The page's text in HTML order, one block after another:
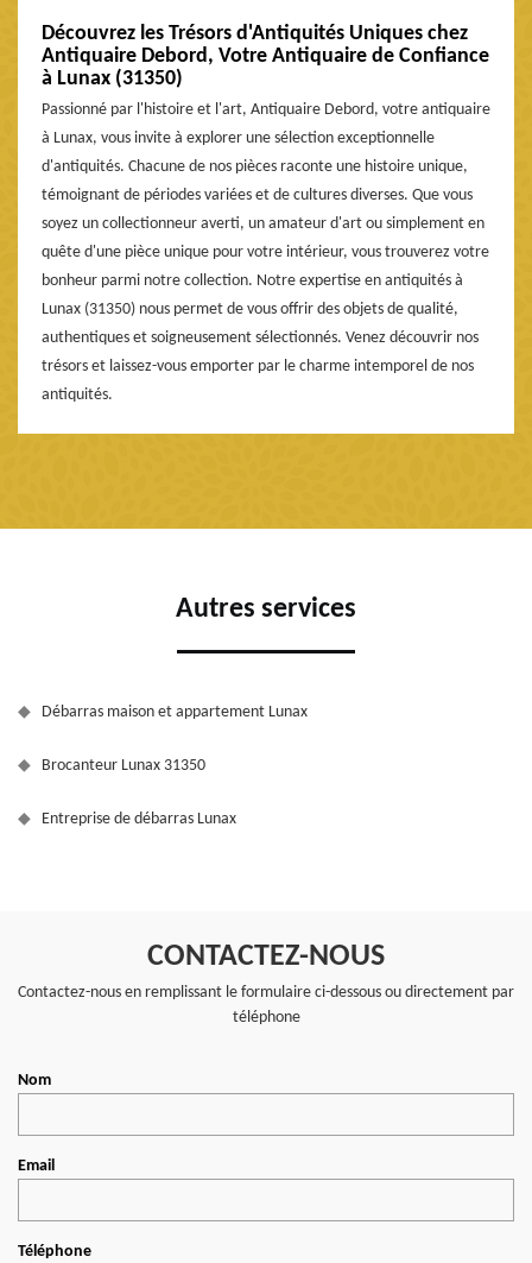
Découvrez les Trésors d'Antiquités Uniques chez
Antiquaire Debord, Votre Antiquaire de Confiance
à Lunax (31350)
Passionné par l'histoire et l'art, Antiquaire Debord, votre antiquaire
à Lunax, vous invite à explorer une sélection exceptionnelle
d'antiquités. Chacune de nos pièces raconte une histoire unique,
témoignant de périodes variées et de cultures diverses. Que vous
soyez un collectionneur averti, un amateur d'art ou simplement en
quête d'une pièce unique pour votre intérieur, vous trouverez votre
bonheur parmi notre collection. Notre expertise en antiquités à
Lunax (31350) nous permet de vous offrir des objets de qualité,
authentiques et soigneusement sélectionnés. Venez découvrir nos
trésors et laissez-vous emporter par le charme intemporel de nos
antiquités.
Autres services
Débarras maison et appartement Lunax
Brocanteur Lunax 31350
Entreprise de débarras Lunax
CONTACTEZ-NOUS
Contactez-nous en remplissant le formulaire ci-dessous ou directement par
téléphone
Nom
Email
Téléphone